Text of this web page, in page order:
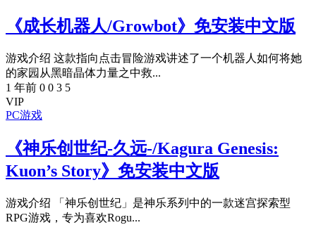
《成长机器人/Growbot》免安装中文版
游戏介绍 这款指向点击冒险游戏讲述了一个机器人如何将她
的家园从黑暗晶体力量之中救...
1 年前 0 0 3 5
VIP
PC游戏
《神乐创世纪-久远-/Kagura Genesis:
Kuon’s Story》免安装中文版
游戏介绍 「神乐创世纪」是神乐系列中的一款迷宫探索型
RPG游戏，专为喜欢Rogu...